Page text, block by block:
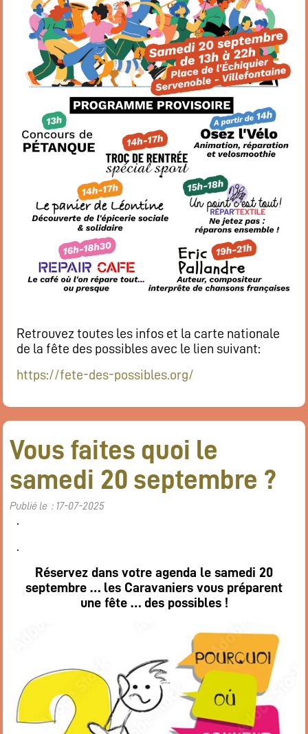
Retrouvez toutes les infos et la carte nationale
de la fête des possibles avec le lien suivant:
https://fete-des-possibles.org/
Vous faites quoi le
samedi 20 septembre ?
Publié le : 17-07-2025
.
.
Réservez dans votre agenda le samedi 20
septembre … les Caravaniers vous préparent
une fête … des possibles !